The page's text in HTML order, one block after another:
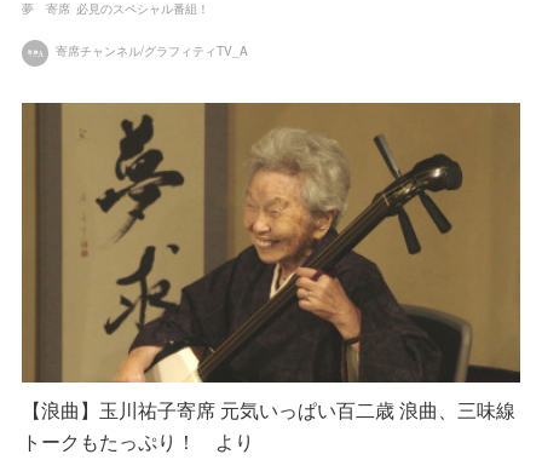
夢 寄席 必見のスペシャル番組！
寄席チャンネル/グラフィティTV_A
【浪曲】玉川祐子寄席 元気いっぱい百二歳 浪曲、三味線
トークもたっぷり！ より